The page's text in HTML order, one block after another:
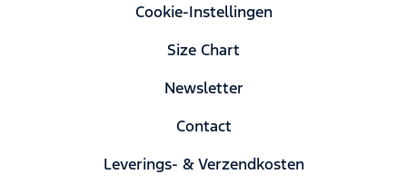
Cookie-Instellingen
Size Chart
Newsletter
Contact
Leverings- & Verzendkosten